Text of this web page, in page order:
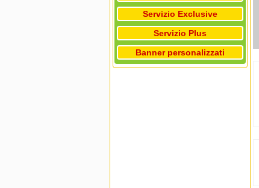
Servizio Exclusive
Servizio Plus
Banner personalizzati